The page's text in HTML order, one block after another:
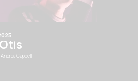
Andrea Cappelli